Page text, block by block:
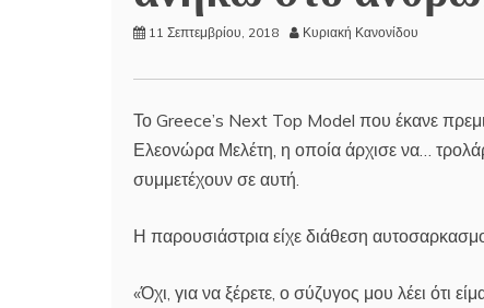
11 Σεπτεμβρίου, 2018 Κυριακή Κανονίδου
Το Greece’s Next Top Model που έκανε
Ελεονώρα Μελέτη, η οποία άρχισε να…
συμμετέχουν σε αυτή.
Η παρουσιάστρια είχε διάθεση
«Όχι, για να ξέρετε, ο σύζυγος μου λέει ότι